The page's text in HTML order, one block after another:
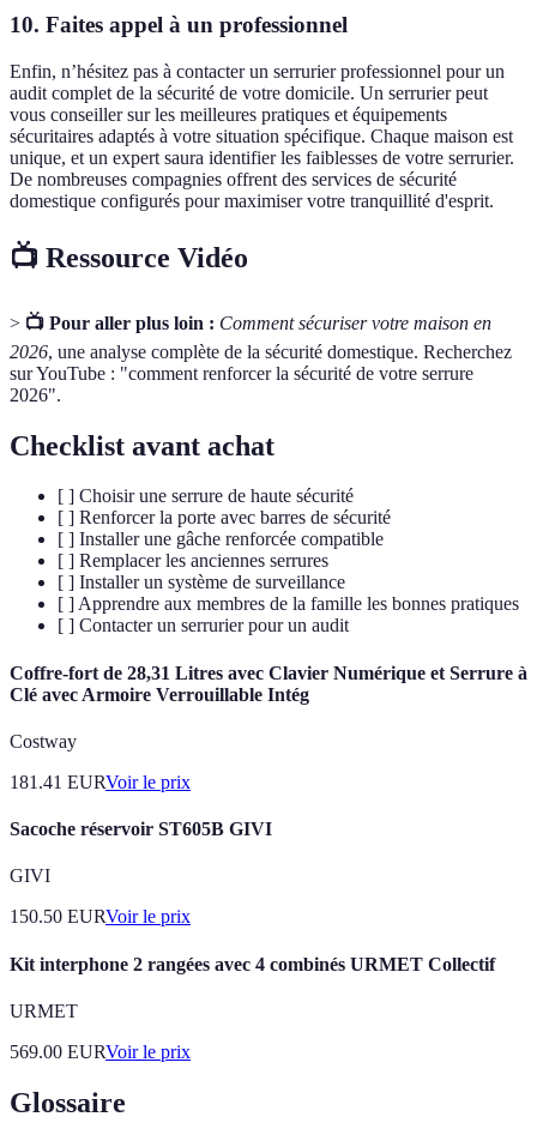
10. Faites appel à un professionnel
Enfin, n’hésitez pas à contacter un serrurier professionnel pour un
audit complet de la sécurité de votre domicile. Un serrurier peut
vous conseiller sur les meilleures pratiques et équipements
sécuritaires adaptés à votre situation spécifique. Chaque maison est
unique, et un expert saura identifier les faiblesses de votre serrurier.
De nombreuses compagnies offrent des services de sécurité
domestique configurés pour maximiser votre tranquillité d'esprit.
📺 Ressource Vidéo
> 📺 Pour aller plus loin : Comment sécuriser votre maison en
2026, une analyse complète de la sécurité domestique. Recherchez
sur YouTube : "comment renforcer la sécurité de votre serrure
2026".
Checklist avant achat
[ ] Choisir une serrure de haute sécurité
[ ] Renforcer la porte avec barres de sécurité
[ ] Installer une gâche renforcée compatible
[ ] Remplacer les anciennes serrures
[ ] Installer un système de surveillance
[ ] Apprendre aux membres de la famille les bonnes pratiques
[ ] Contacter un serrurier pour un audit
Coffre-fort de 28,31 Litres avec Clavier Numérique et Serrure à
Clé avec Armoire Verrouillable Intég
Costway
181.41 EURVoir le prix
Sacoche réservoir ST605B GIVI
GIVI
150.50 EURVoir le prix
Kit interphone 2 rangées avec 4 combinés URMET Collectif
URMET
569.00 EURVoir le prix
Glossaire